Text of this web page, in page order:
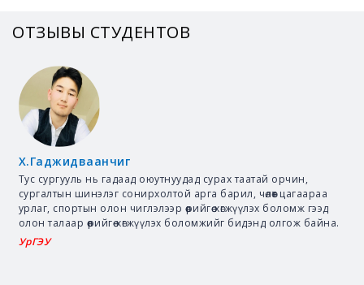
ОТЗЫВЫ СТУДЕНТОВ
Х.Гаджидваанчиг
Тус сургууль нь гадаад оюутнуудад сурах таатай орчин,
сургалтын шинэлэг сонирхолтой арга барил, чөлөөт цагаараа
урлаг, спортын олон чиглэлээр өөрийгөө хөгжүүлэх боломж гээд
олон талаар өөрийгөө хөгжүүлэх боломжийг бидэнд олгож байна.
УрГЭУ